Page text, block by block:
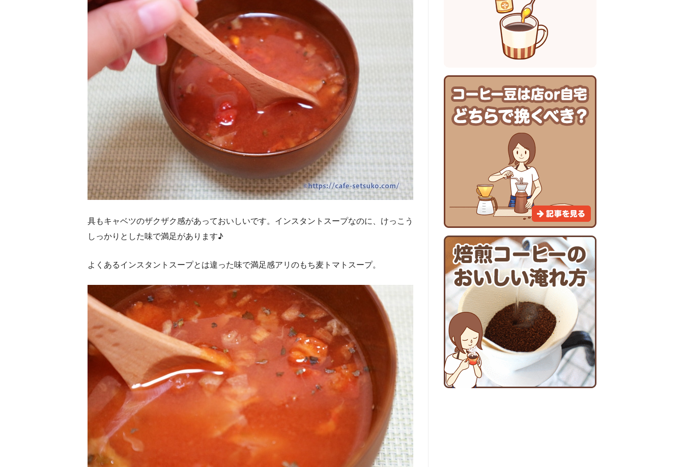
具もキャベツのザクザク感があっておいしいです。インスタントスープなのに、けっこう
しっかりとした味で満足があります♪
よくあるインスタントスープとは違った味で満足感アリのもち麦トマトスープ。